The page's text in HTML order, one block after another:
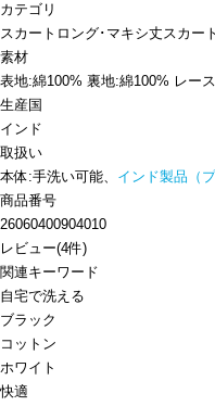
カテゴリ
スカート ロング･マキシ丈スカート
素材
表地:綿100% 裏地:綿100% レー
生産国
インド
取扱い
本体:手洗い可能、 インド製品（
商品番号
26060400904010
レビュー(4件)
関連キーワード
自宅で洗える
ブラック
コットン
ホワイト
快適